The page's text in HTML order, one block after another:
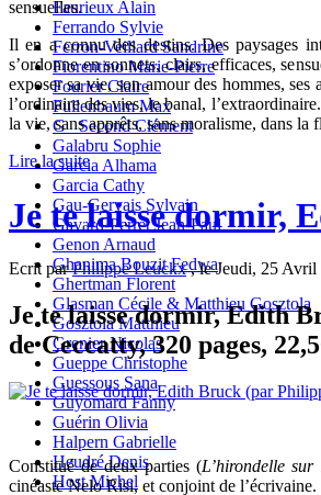
Faurieux Alain
Ferrando Sylvie
Ferron-Veillard Sandrine
Fiorentino Marie-Pierre
Fourier Claire
Fullenbaum Max
G_ Second Clément
Galabru Sophie
Garcia Alhama
Garcia Cathy
Gau-Gervais Sylvain
Gavard-Perret Jean-Paul
Genon Arnaud
Ghanima Bouzit Fedwa
Ghertman Florent
Glasman Cécile & Matthieu Gosztola
Gosztola Matthieu
Grenier Nicolas
Gueppe Christophe
Guessous Sana
Guyomard Fanny
Guérin Olivia
Halpern Gabrielle
Heudré Denis
Host Michel
sensuelles.
Il en a connu des destins. Des paysages
s’ordonne en sonnets, clairs, efficaces,
exposer sa vie, son amour des hommes,
l’ordinaire des vies, le banal,
la vie, sans apprêts, sans moralisme, dans
Lire la suite
Je te laisse dormir,
Ecrit parPhilippe Leuckx, le Jeudi, 25 Avril
Je te laisse dormir, Edith
de Ceccatty, 320 pages,
Constitué de deux parties (L’hirondelle
cinéaste Nelo Risi, et conjoint de